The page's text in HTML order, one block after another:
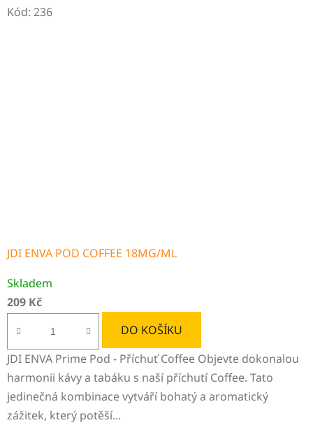
Kód: 236
JDI ENVA POD COFFEE 18MG/ML
Skladem
209 Kč
DO KOŠÍKU
JDI ENVA Prime Pod - Příchuť Coffee Objevte dokonalou
harmonii kávy a tabáku s naší příchutí Coffee. Tato
jedinečná kombinace vytváří bohatý a aromatický
zážitek, který potěší...